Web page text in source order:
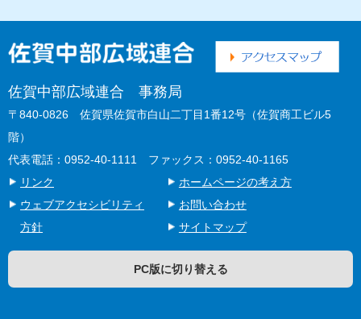
佐賀中部広域連合 事務局
〒840-0826 佐賀県佐賀市白山二丁目1番12号（佐賀商工ビル5
階）
代表電話：0952-40-1111 ファックス：0952-40-1165
リンク
ホームページの考え方
ウェブアクセシビリティ
方針
お問い合わせ
サイトマップ
PC版に切り替える